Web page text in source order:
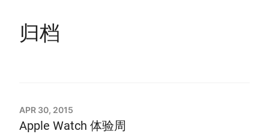
归档
APR 30, 2015
Apple Watch 体验周